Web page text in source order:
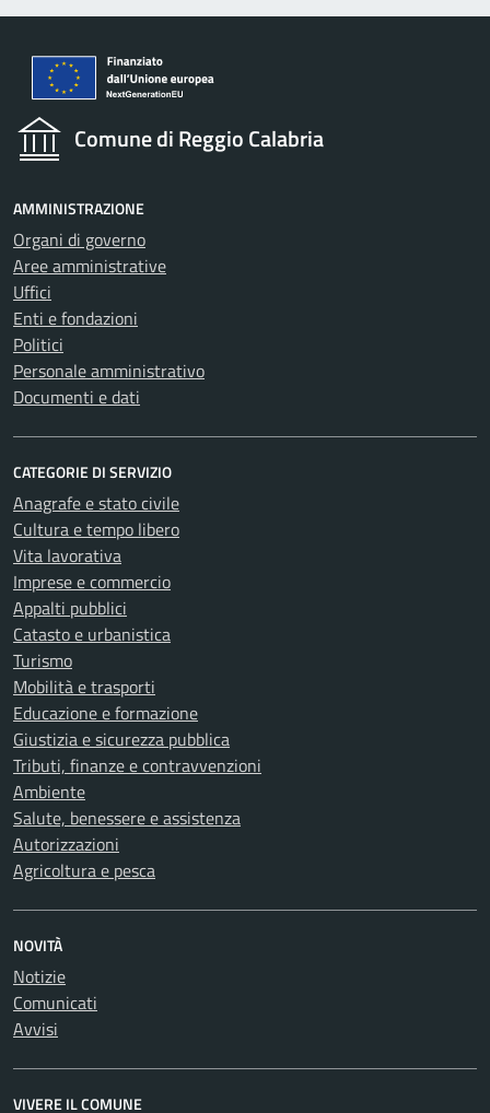
Comune di Reggio Calabria
AMMINISTRAZIONE
Organi di governo
Aree amministrative
Uffici
Enti e fondazioni
Politici
Personale amministrativo
Documenti e dati
CATEGORIE DI SERVIZIO
Anagrafe e stato civile
Cultura e tempo libero
Vita lavorativa
Imprese e commercio
Appalti pubblici
Catasto e urbanistica
Turismo
Mobilità e trasporti
Educazione e formazione
Giustizia e sicurezza pubblica
Tributi, finanze e contravvenzioni
Ambiente
Salute, benessere e assistenza
Autorizzazioni
Agricoltura e pesca
NOVITÀ
Notizie
Comunicati
Avvisi
VIVERE IL COMUNE